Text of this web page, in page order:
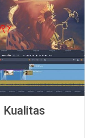
Kualitas